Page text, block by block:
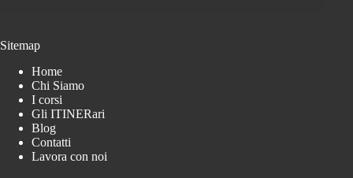
Sitemap
Home
Chi Siamo
I corsi
Gli ITINERari
Blog
Contatti
Lavora con noi